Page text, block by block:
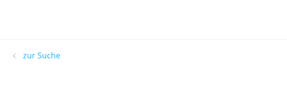
zur Suche